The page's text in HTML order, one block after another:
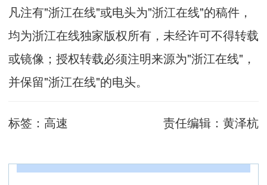
凡注有"浙江在线"或电头为"浙江在线"的稿件，
均为浙江在线独家版权所有，未经许可不得转载
或镜像；授权转载必须注明来源为"浙江在线"，
并保留"浙江在线"的电头。
标签： 高速 责任编辑： 黄泽杭